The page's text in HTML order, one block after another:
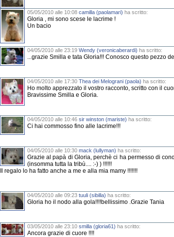
05/05/2010 alle 10:08 camilla (paolamari) ha scritto:
Gloria , mi sono scese le lacrime !
Un bacio
04/05/2010 alle 23:19 Wendy (veronicaberardi) ha scritto:
...grazie Smilla e tata Gloria!!! Conosco questo pezzo
04/05/2010 alle 17:30 Thea dei Melograni (paola) ha scritto:
Ho molto apprezzato il vostro racconto, scritto con il
Bravissime Smilla e Gloria.
04/05/2010 alle 10:46 sir winston (mariste) ha scritto:
Ci hai commosso fino alle lacrime!!!
04/05/2010 alle 10:30 mack (lullyman) ha scritto:
Grazie al papà di Gloria, perchè ci ha permesso di
(insomma tutta la tribù.... :-) ) !!!!!!
Il regalo lo ha fatto anche a me e alla mia mamy !!!!!!!
04/05/2010 alle 09:23 tuuli (sibilla) ha scritto:
Gloria ho il nodo alla gola!!!!bellissimo .Grazie Tania
03/05/2010 alle 23:10 smilla (gloria61) ha scritto:
Ancora grazie di cuore !!!!